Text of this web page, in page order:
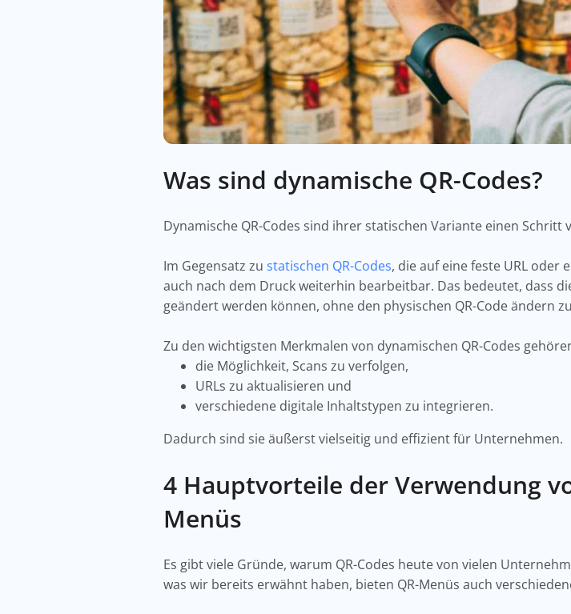
Was sind dynamische QR-Codes?
Dynamische QR-Codes sind ihrer statischen Variante einen Schritt
Im Gegensatz zu statischen QR-Codes, die auf eine feste URL oder
auch nach dem Druck weiterhin bearbeitbar. Das bedeutet, dass
geändert werden können, ohne den physischen QR-Code ändern
Zu den wichtigsten Merkmalen von dynamischen QR-Codes
die Möglichkeit, Scans zu verfolgen,
URLs zu aktualisieren und
verschiedene digitale Inhaltstypen zu integrieren.
Dadurch sind sie äußerst vielseitig und effizient für Unternehmen.
4 Hauptvorteile der Verwendung
Menüs
Es gibt viele Gründe, warum QR-Codes heute von vielen
was wir bereits erwähnt haben, bieten QR-Menüs auch